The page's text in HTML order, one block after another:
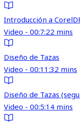
Introducción a
Video - 00:7:22 mins
Diseño de Tazas
Video - 00:11:32 mins
Diseño de Tazas
Video - 00:5:14 mins